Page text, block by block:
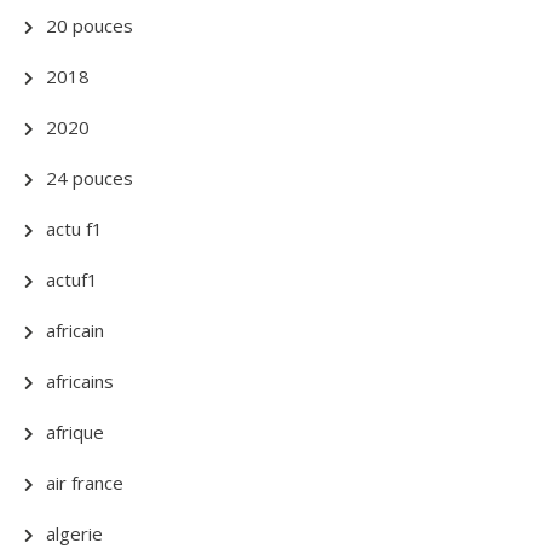
20 pouces
2018
2020
24 pouces
actu f1
actuf1
africain
africains
afrique
air france
algerie